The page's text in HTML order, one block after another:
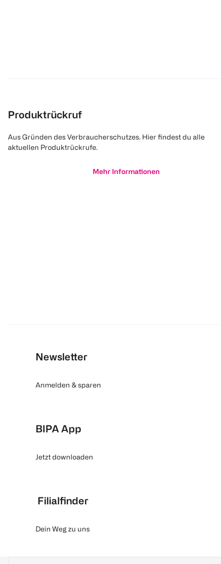
Produktrückruf
Aus Gründen des Verbraucherschutzes. Hier findest du alle
aktuellen Produktrückrufe.
Mehr Informationen
Newsletter
Anmelden & sparen
BIPA App
Jetzt downloaden
Filialfinder
Dein Weg zu uns